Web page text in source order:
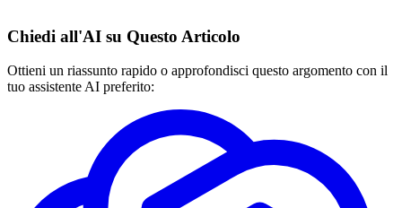
Chiedi all'AI su Questo Articolo
Ottieni un riassunto rapido o approfondisci questo argomento con il
tuo assistente AI preferito: